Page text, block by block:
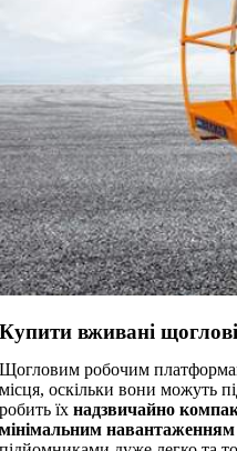
Купити вживані
Щогловим робочим
місця, оскільки вони можуть
робить їхнадзвичайно
мінімальним навантаженням